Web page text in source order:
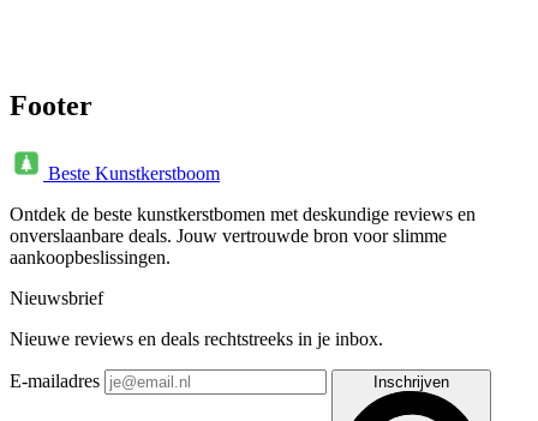
Footer
Beste Kunstkerstboom
Ontdek de beste kunstkerstbomen met deskundige reviews en
onverslaanbare deals. Jouw vertrouwde bron voor slimme
aankoopbeslissingen.
Nieuwsbrief
Nieuwe reviews en deals rechtstreeks in je inbox.
E-mailadres Inschrijven